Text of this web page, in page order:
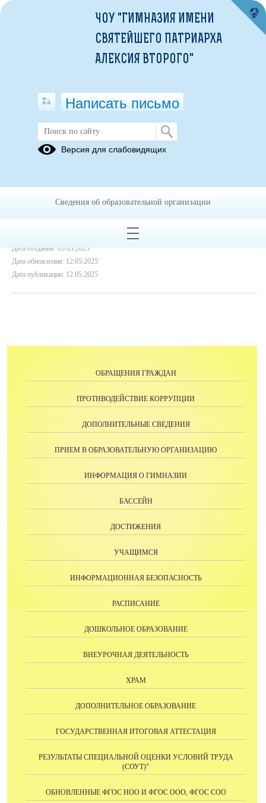
Рабочая программа внеурочной
деятельности "Церковное пение
Дата создания: 05.05.2025
Дата обновления: 12.05.2025
Дата публикации: 12.05.2025
ОБРАЩЕНИЯ ГРАЖДАН
ПРОТИВОДЕЙСТВИЕ КОРРУПЦИИ
ДОПОЛНИТЕЛЬНЫЕ СВЕДЕНИЯ
ПРИЕМ В ОБРАЗОВАТЕЛЬНУЮ ОРГАНИЗАЦИЮ
ИНФОРМАЦИЯ О ГИМНАЗИИ
БАССЕЙН
ДОСТИЖЕНИЯ
УЧАЩИМСЯ
ИНФОРМАЦИОННАЯ БЕЗОПАСНОСТЬ
РАСПИСАНИЕ
ДОШКОЛЬНОЕ ОБРАЗОВАНИЕ
ВНЕУРОЧНАЯ ДЕЯТЕЛЬНОСТЬ
ХРАМ
ДОПОЛНИТЕЛЬНОЕ ОБРАЗОВАНИЕ
ГОСУДАРСТВЕННАЯ ИТОГОВАЯ АТТЕСТАЦИЯ
РЕЗУЛЬТАТЫ СПЕЦИАЛЬНОЙ ОЦЕНКИ УСЛОВИЙ ТРУДА
(СОУТ)"
ОБНОВЛЕННЫЕ ФГОС НОО И ФГОС ООО, ФГОС СОО
ЧОУ "ГИМНАЗИЯ ИМЕНИ
СВЯТЕЙШЕГО ПАТРИАРХА
АЛЕКСИЯ ВТОРОГО"
Написать письмо
Версия для слабовидящих
Сведения об образовательной организации